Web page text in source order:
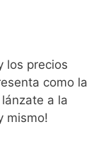
los precios
como la
a la
mismo!